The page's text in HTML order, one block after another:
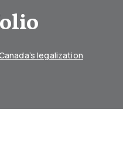
legalization